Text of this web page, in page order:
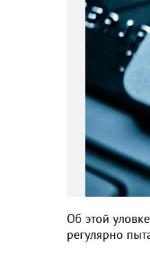
Об этой
регулярно